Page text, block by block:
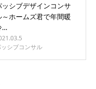
ッシブデザインコンサ
～ホームズ君で年間暖
…
シブコンサル